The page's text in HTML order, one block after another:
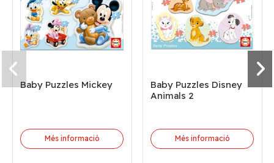
Baby Puzzles Mickey
Més informació
Baby Puzzles Disney
Animals 2
Més informació